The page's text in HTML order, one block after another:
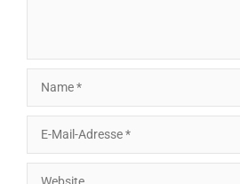
Mail-
Adresse